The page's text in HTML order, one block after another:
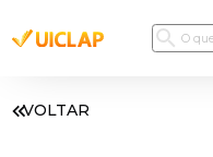
VOLTAR